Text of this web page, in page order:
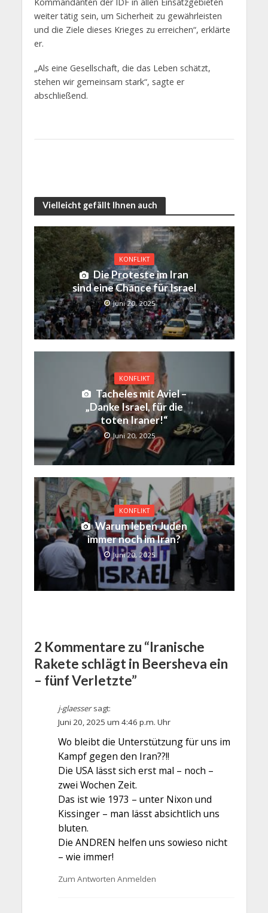
Kommandanten der IDF in allen Einsatzgebieten
weiter tätig sein, um Sicherheit zu gewährleisten
und die Ziele dieses Krieges zu erreichen“, erklärte
er.
„Als eine Gesellschaft, die das Leben schätzt,
stehen wir gemeinsam stark“, sagte er
abschließend.
Vielleicht gefällt Ihnen auch
KONFLIKT
Die Proteste im Iran
sind eine Chance für Israel
Juni 20, 2025
KONFLIKT
Tacheles mit Aviel –
„Danke Israel, für die
toten Iraner!“
Juni 20, 2025
KONFLIKT
Warum leben Juden
immer noch im Iran?
Juni 20, 2025
2 Kommentare zu “Iranische
Rakete schlägt in Beersheva ein
– fünf Verletzte”
j-glaesser sagt:
Juni 20, 2025 um 4:46 p.m. Uhr
Wo bleibt die Unterstützung für uns im
Kampf gegen den Iran??!!
Die USA lässt sich erst mal – noch –
zwei Wochen Zeit.
Das ist wie 1973 – unter Nixon und
Kissinger – man lässt absichtlich uns
bluten.
Die ANDREN helfen uns sowieso nicht
– wie immer!
Zum Antworten Anmelden